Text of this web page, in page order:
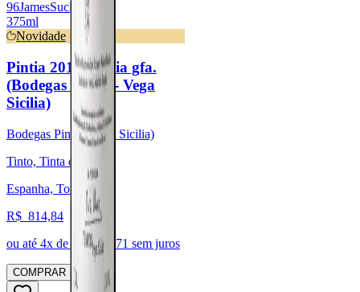
96JamesSuckling
375ml
Novidade
Pintia 2018 - Meia gfa.
(Bodegas Pintia - Vega
Sicilia)
Bodegas Pintia (Vega Sicilia)
Tinto, Tinta de Toro
Espanha, Toro
R$ 814,84
ou até 4x de R$ 203,71 sem juros
COMPRAR